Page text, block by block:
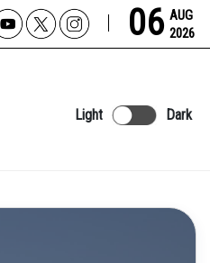
06 2026
AUG
Light Dark